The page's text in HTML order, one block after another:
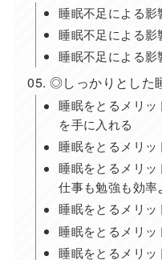
睡眠不足による
睡眠不足による
睡眠不足による
◎しっかりとした
睡眠をとるメリ
を手に入れる
睡眠をとるメリ
睡眠をとるメリ
仕事も勉強も効率
睡眠をとるメリ
睡眠をとるメリ
睡眠をとるメリ